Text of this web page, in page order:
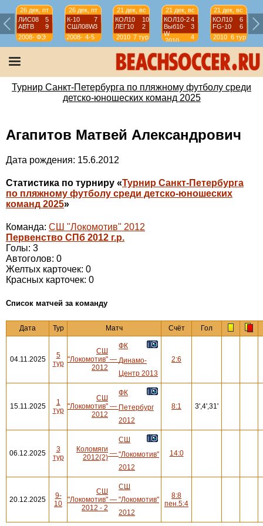
26 дек, пт
ЛИС08
5
АВТВ
9
2008-
2009
ФЭ
26 дек, пт
К-10
7
СШЛ08W3
2008-
2009
4-5
21 дек, вс
КОЛ10
10
ЛЕГ10
2
2010 7 тур
21 дек, вс
КОЛ10-24
Выб10-
W
3
2010
4
тур
21 дек, вс
КОЛ10
6
FG-10
6
2010 6 тур
Турнир Санкт-Петербурга по пляжному футболу среди
детско-юношеских команд 2025
Агапитов Матвей Александрович
Дата рождения: 15.6.2012
Статистика по турниру «Турнир Санкт-Петербурга
по пляжному футболу среди детско-юношеских
команд 2025»
Команда: СШ "Локомотив" 2012
Первенство СПб 2012 г.р.
Голы: 3
Автоголов: 0
Желтых карточек: 0
Красных карточек: 0
Cписок матчей за команду
Дата Тур Матч Счёт Гол
04.11.2025
5
тур
СШ
"Локомотив"
2012
—
ФК
Динамо-
Центр 2013
2:6
15.11.2025
1
тур
СШ
"Локомотив"
2012
—
ФК
Петербург
2012
8:1 3',4',31'
06.12.2025
3
тур
Коломяги
2012(2) —
СШ
"Локомотив"
2012
14:0
20.12.2025
9-
10
СШ
"Локомотив"
2012 - 2
—
СШ
"Локомотив"
2012
8:8
пен.5:4